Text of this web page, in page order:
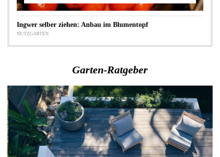
Ingwer selber ziehen: Anbau im Blumentopf
NUTZGARTEN
Garten-Ratgeber